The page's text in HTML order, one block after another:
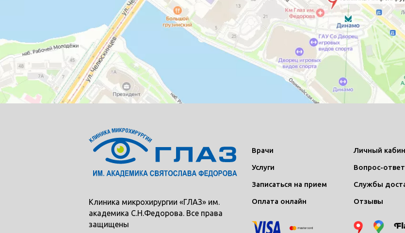
Клиника микрохирургии «ГЛАЗ» им.
академика С.Н.Федорова. Все права
защищены
Врачи
Услуги
Записаться на прием
Оплата онлайн
Личный
Вопрос-ответ
Службы
Отзывы